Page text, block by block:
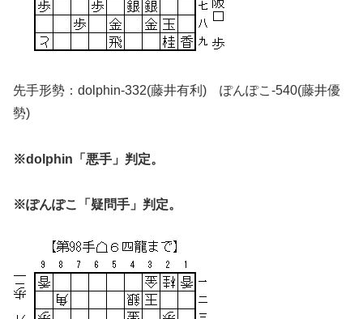
先手形勢：dolphin-332(藤井有利) ぽんぽこ-540(藤井優
勢)
※dolphin「悪手」判定。
※ぽんぽこ「疑問手」判定。